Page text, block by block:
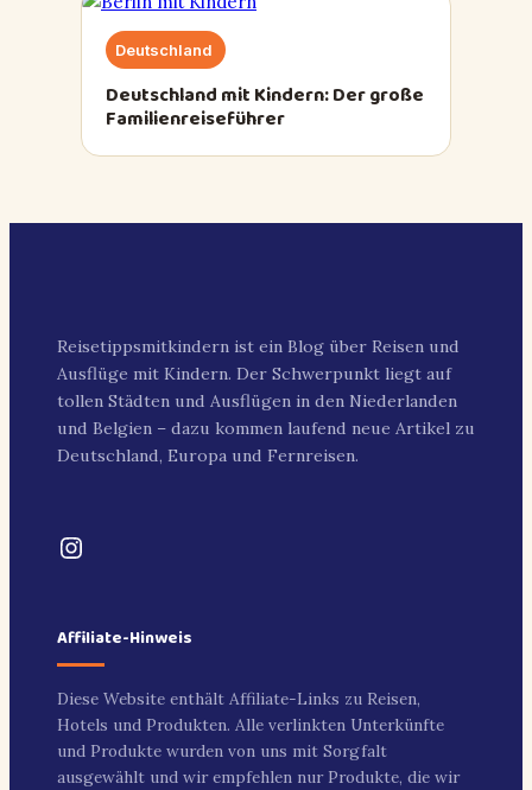
Deutschland
Deutschland mit Kindern: Der große
Familienreiseführer
Reisetippsmitkindern ist ein Blog über Reisen und
Ausflüge mit Kindern. Der Schwerpunkt liegt auf
tollen Städten und Ausflügen in den Niederlanden
und Belgien – dazu kommen laufend neue Artikel zu
Deutschland, Europa und Fernreisen.
Instagram
Affiliate-Hinweis
Diese Website enthält Affiliate-Links zu Reisen,
Hotels und Produkten. Alle verlinkten Unterkünfte
und Produkte wurden von uns mit Sorgfalt
ausgewählt und wir empfehlen nur Produkte, die wir